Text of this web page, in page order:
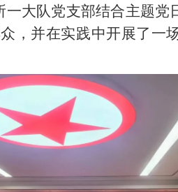
大队党支部结合主题
，并在实践中开展了一